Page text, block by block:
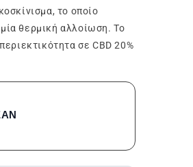
το οποίο
θερμική αλλοίωση. Το
σε CBD 20%